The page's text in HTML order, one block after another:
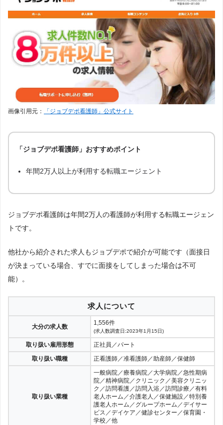
看護プロ 28
スーパーナース 18
美容外科求人ガイド
dodaエージェントサービス 4
調査日
画像引用元： 「ジョブデポ看護師」公式サイト
「ジョブデポ看護師」おすすめポイント
年間2万人以上が利用する転職エージェント
ジョブデポ看護師は年間2万人の看護師が利用する転職エージェン
トです。
他社から紹介された求人もジョブデポで紹介が可能です（面接日
が決まっている場合、すでに面接をしてしまった場合は不可
能）。
求人について
大分の求人数
1,556件
(求人数調査日:2023年1月15日)
取り扱い雇用形態
正社員／パート
取り扱い職種
正看護師／准看護師／助産師／保健師
取り扱い業種
一般病院／療養病院／大学病院／急性期病
院／精神病院／クリニック／美容クリニッ
ク／訪問看護／訪問入浴／訪問診療／有料
老人ホーム／介護老人／保健施設／特別養
護老人ホーム／グループホーム／デイサー
ビス／デイケア／健診センター／保育園・
学校／他